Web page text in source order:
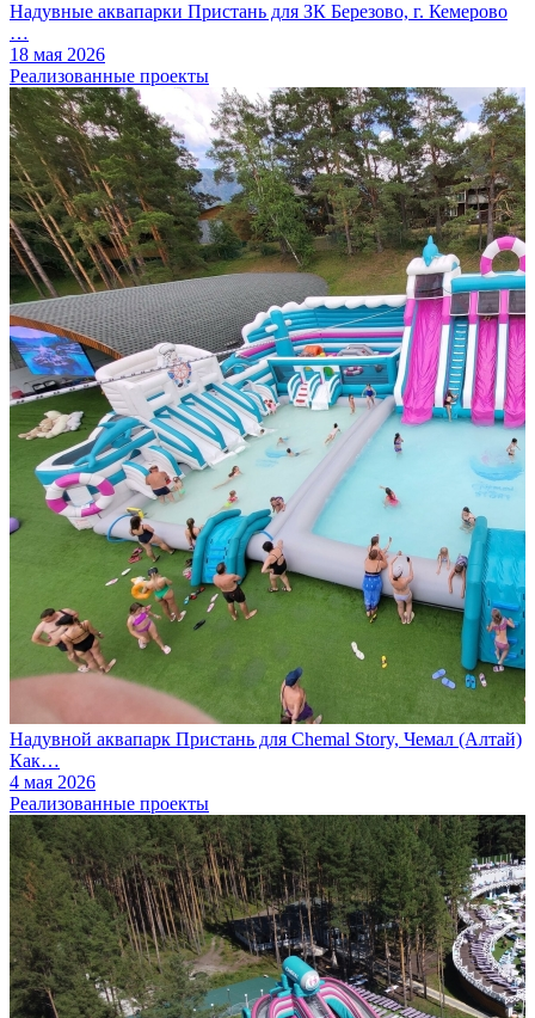
Надувные аквапарки Пристань для ЗК Березово, г. Кемерово
…
18 мая 2026
Реализованные проекты
Надувной аквапарк Пристань для Chemal Story, Чемал (Алтай)
Как…
4 мая 2026
Реализованные проекты